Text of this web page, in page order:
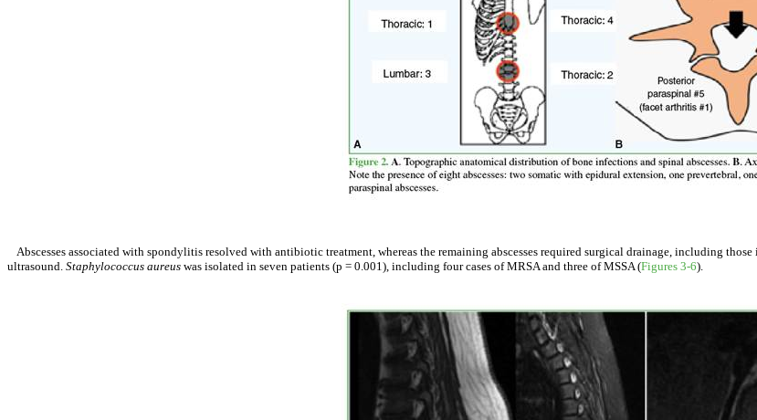
Abscesses associated with spondylitis resolved with antibiotic treatment, whereas the remaining abscesses required surgical drainage, including
ultrasound. Staphylococcus aureus was isolated in seven patients (p = 0.001), including four cases of MRSA and three of MSSA (Figures 3-6).